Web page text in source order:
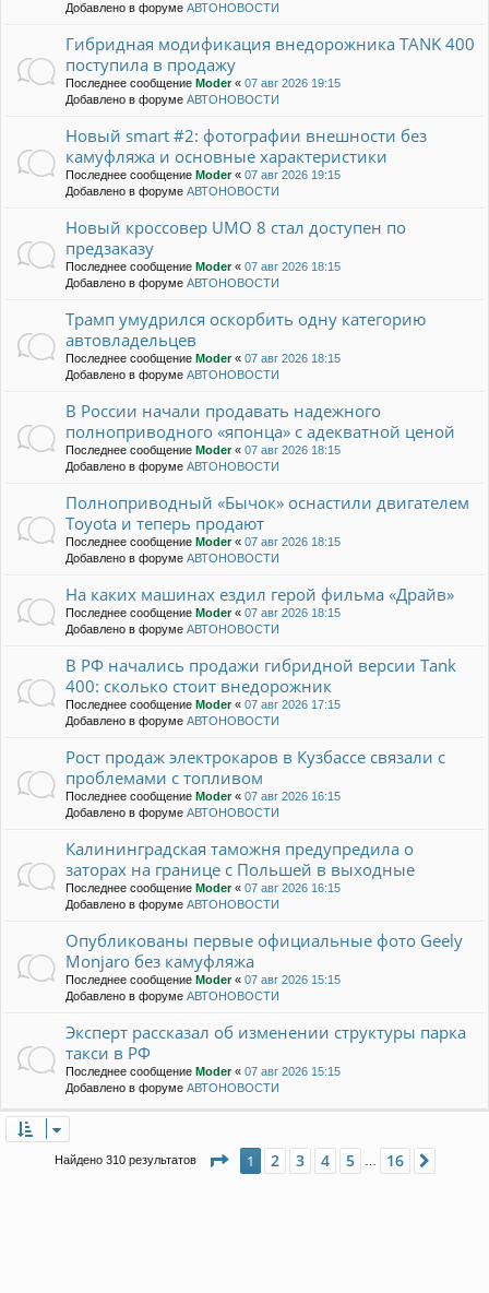
Добавлено в форуме АВТОНОВОСТИ
Гибридная модификация внедорожника TANK 400
поступила в продажу
Последнее сообщение Moder« 07 авг 2026 19:15
Добавлено в форуме АВТОНОВОСТИ
Новый smart #2: фотографии внешности без
камуфляжа и основные характеристики
Последнее сообщение Moder« 07 авг 2026 19:15
Добавлено в форуме АВТОНОВОСТИ
Новый кроссовер UMO 8 стал доступен по
предзаказу
Последнее сообщение Moder« 07 авг 2026 18:15
Добавлено в форуме АВТОНОВОСТИ
Трамп умудрился оскорбить одну категорию
автовладельцев
Последнее сообщение Moder« 07 авг 2026 18:15
Добавлено в форуме АВТОНОВОСТИ
В России начали продавать надежного
полноприводного «японца» с адекватной ценой
Последнее сообщение Moder« 07 авг 2026 18:15
Добавлено в форуме АВТОНОВОСТИ
Полноприводный «Бычок» оснастили двигателем
Toyota и теперь продают
Последнее сообщение Moder« 07 авг 2026 18:15
Добавлено в форуме АВТОНОВОСТИ
На каких машинах ездил герой фильма «Драйв»
Последнее сообщение Moder« 07 авг 2026 18:15
Добавлено в форуме АВТОНОВОСТИ
В РФ начались продажи гибридной версии Tank
400: сколько стоит внедорожник
Последнее сообщение Moder« 07 авг 2026 17:15
Добавлено в форуме АВТОНОВОСТИ
Рост продаж электрокаров в Кузбассе связали с
проблемами с топливом
Последнее сообщение Moder« 07 авг 2026 16:15
Добавлено в форуме АВТОНОВОСТИ
Калининградская таможня предупредила о
заторах на границе с Польшей в выходные
Последнее сообщение Moder« 07 авг 2026 16:15
Добавлено в форуме АВТОНОВОСТИ
Опубликованы первые официальные фото Geely
Monjaro без камуфляжа
Последнее сообщение Moder« 07 авг 2026 15:15
Добавлено в форуме АВТОНОВОСТИ
Эксперт рассказал об изменении структуры парка
такси в РФ
Последнее сообщение Moder« 07 авг 2026 15:15
Добавлено в форуме АВТОНОВОСТИ
Найдено 310 результатов Страница из 16
1 2 3 4 5 16